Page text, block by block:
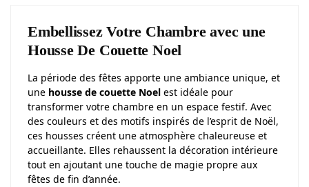
Embellissez Votre Chambre avec une
Housse De Couette Noel
La période des fêtes apporte une ambiance unique, et
une housse de couette Noel est idéale pour
transformer votre chambre en un espace festif. Avec
des couleurs et des motifs inspirés de l’esprit de Noël,
ces housses créent une atmosphère chaleureuse et
accueillante. Elles rehaussent la décoration intérieure
tout en ajoutant une touche de magie propre aux
fêtes de fin d’année.